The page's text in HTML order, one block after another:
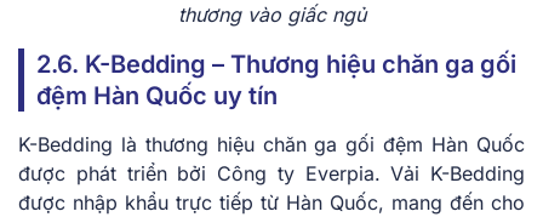
thương vào giấc ngủ
2.6. K-Bedding – Thương hiệu chăn ga gối
đệm Hàn Quốc uy tín
K-Bedding là thương hiệu chăn ga gối đệm Hàn Quốc
được phát triển bởi Công ty Everpia. Vải K-Bedding
được nhập khẩu trực tiếp từ Hàn Quốc, mang đến cho